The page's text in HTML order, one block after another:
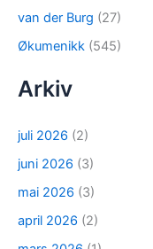
van der Burg (27)
Økumenikk (545)
Arkiv
juli 2026 (2)
juni 2026 (3)
mai 2026 (3)
april 2026 (2)